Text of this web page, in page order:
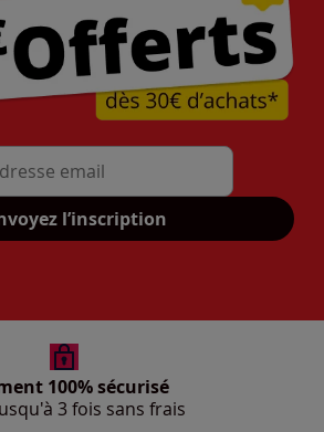
Mon adresse mail
l’inscription
100% sécurisé
3 fois sans frais